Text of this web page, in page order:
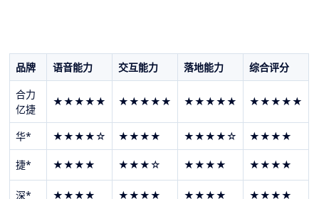
品牌 语音能力 交互能力 落地能力
综合评分
合力
亿捷
★★★★★ ★★★★★ ★★★★★ ★★★★★
华* ★★★★☆ ★★★★ ★★★★☆ ★★★★
捷* ★★★★ ★★★☆ ★★★★ ★★★★
深* ★★★★ ★★★★ ★★★★ ★★★★